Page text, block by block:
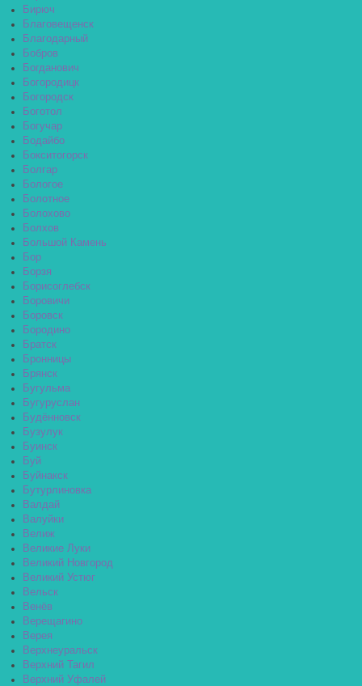
Бирюч
Благовещенск
Благодарный
Бобров
Богданович
Богородицк
Богородск
Боготол
Богучар
Бодайбо
Бокситогорск
Болгар
Бологое
Болотное
Болохово
Болхов
Большой Камень
Бор
Борзя
Борисоглебск
Боровичи
Боровск
Бородино
Братск
Бронницы
Брянск
Бугульма
Бугуруслан
Будённовск
Бузулук
Буинск
Буй
Буйнакск
Бутурлиновка
Валдай
Валуйки
Велиж
Великие Луки
Великий Новгород
Великий Устюг
Вельск
Венёв
Верещагино
Верея
Верхнеуральск
Верхний Тагил
Верхний Уфалей